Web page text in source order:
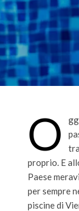
O
proprio. E
Paese
per sempre
piscine di